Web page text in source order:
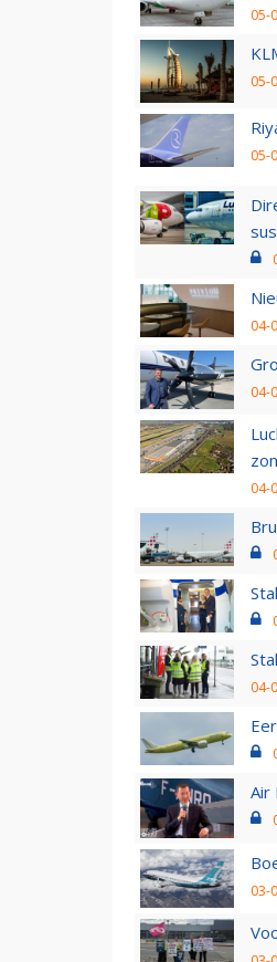
05-
05-
05-
04-
04-
04-
04-
Air
03-